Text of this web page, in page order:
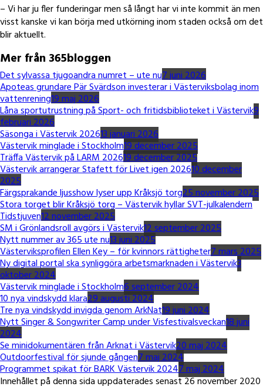
– Vi har ju fler funderingar men så långt har vi inte kommit än men
visst kanske vi kan börja med utkörning inom staden också om det
blir aktuellt.
Mer från 365bloggen
Det sylvassa tjugoandra numret – ute nu7 juni 2026
Apoteas grundare Pär Svärdson investerar i Västerviksbolag inom
vattenrening19 maj 2026
Låna sportutrustning på Sport- och fritidsbiblioteket i Västervik9
februari 2026
Säsonga i Västervik 202613 januari 2026
Västervik minglade i Stockholm19 december 2025
Träffa Västervik på LARM 202619 december 2025
Västervik arrangerar Stafett för Livet igen 202610 december
2025
Färgsprakande ljusshow lyser upp Kråksjö torg25 november 2025
Stora torget blir Kråksjö torg – Västervik hyllar SVT-julkalendern
Tidstjuven12 november 2025
SM i Grönlandsroll avgörs i Västervik12 september 2025
Nytt nummer av 365 ute nu13 juni 2025
Västerviksprofilen Ellen Key – för kvinnors rättigheter7 mars 2025
Ny digital portal ska synliggöra arbetsmarknaden i Västervik3
oktober 2024
Västervik minglade i Stockholm6 september 2024
10 nya vindskydd klara29 augusti 2024
Tre nya vindskydd invigda genom ArkNat19 juni 2024
Nytt Singer & Songwriter Camp under Visfestivalsveckan18 juni
2024
Se minidokumentären från Arknat i Västervik20 maj 2024
Outdoorfestival för sjunde gången7 maj 2024
Programmet spikat för BARK Västervik 20247 maj 2024
Innehållet på denna sida uppdaterades senast 26 november 2020